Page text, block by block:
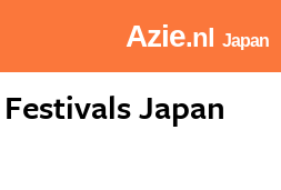
Azie.nl Japan
Japan